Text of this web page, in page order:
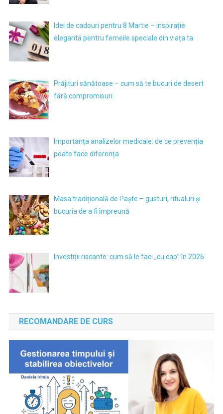
Idei de cadouri pentru 8 Martie – inspirație
elegantă pentru femeile speciale din viața ta
Prăjituri sănătoase – cum să te bucuri de desert
fără compromisuri
Importanța analizelor medicale: de ce prevenția
poate face diferența
Masa tradițională de Paște – gusturi, ritualuri și
bucuria de a fi împreună
Investiții riscante: cum să le faci „cu cap” în 2026
RECOMANDARE DE CURS